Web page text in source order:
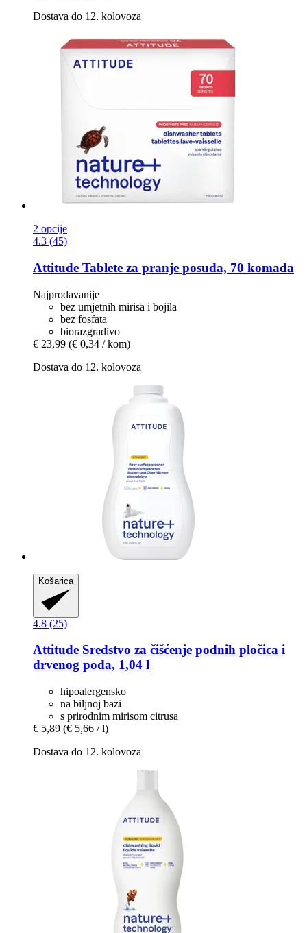
Dostava do 12. kolovoza
2 opcije
4.3 (45)
Attitude Tablete za pranje posuđa, 70 komada
Najprodavanije
bez umjetnih mirisa i bojila
bez fosfata
biorazgradivo
€ 23,99 (€ 0,34 / kom)
Dostava do 12. kolovoza
Košarica
4.8 (25)
Attitude Sredstvo za čišćenje podnih pločica i
drvenog poda, 1,04 l
hipoalergensko
na biljnoj bazi
s prirodnim mirisom citrusa
€ 5,89 (€ 5,66 / l)
Dostava do 12. kolovoza